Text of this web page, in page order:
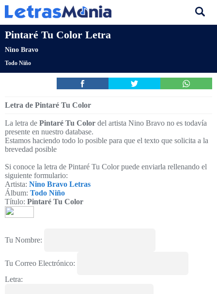
Pintaré Tu Color Letra
Nino Bravo
Todo Niño
Letra de Pintaré Tu Color
La letra de Pintaré Tu Color del artista Nino Bravo no es todavía
presente en nuestro database.
Estamos haciendo todo lo posible para que el texto que solicita a la
brevedad posible
Si conoce la letra de Pintaré Tu Color puede enviarla rellenando el
siguiente formulario:
Artista: Nino Bravo Letras
Álbum: Todo Niño
Título: Pintaré Tu Color
Tu Nombre:
Tu Correo Electrónico:
Letra: